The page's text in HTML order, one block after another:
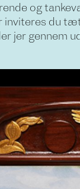
og
inviteres du
jer gennem